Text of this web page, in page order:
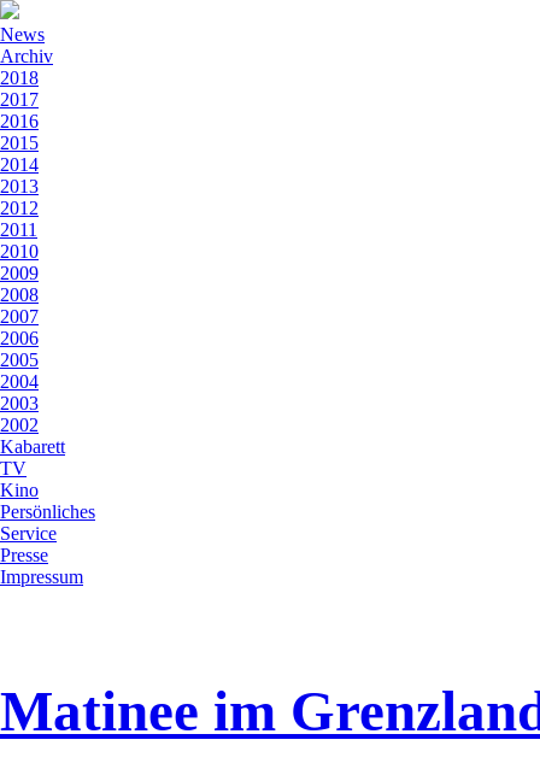
News
Archiv
2018
2017
2016
2015
2014
2013
2012
2011
2010
2009
2008
2007
2006
2005
2004
2003
2002
Kabarett
TV
Kino
Persönliches
Service
Presse
Impressum
Matinee im